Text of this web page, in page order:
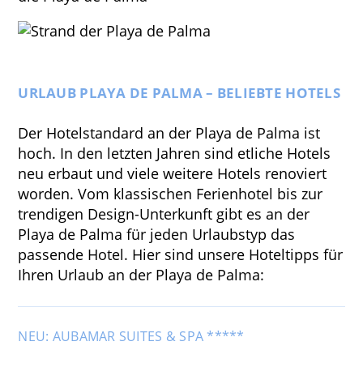
URLAUB PLAYA DE PALMA – BELIEBTE HOTELS
Der Hotelstandard an der Playa de Palma ist
hoch. In den letzten Jahren sind etliche Hotels
neu erbaut und viele weitere Hotels renoviert
worden. Vom klassischen Ferienhotel bis zur
trendigen Design-Unterkunft gibt es an der
Playa de Palma für jeden Urlaubstyp das
passende Hotel. Hier sind unsere Hoteltipps für
Ihren Urlaub an der Playa de Palma:
NEU: AUBAMAR SUITES & SPA *****